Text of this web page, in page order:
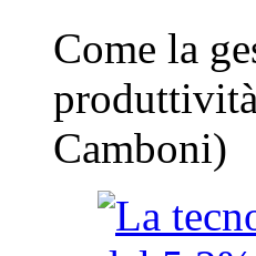
Come la
Camboni)